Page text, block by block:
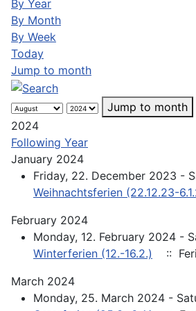
By Year
By Month
By Week
Today
Jump to month
Jump to month
2024
Following Year
January 2024
Friday, 22. December 2023 -
Weihnachtsferien (22.12.23-
February 2024
Monday, 12. February 2024 -
Winterferien (12.-16.2.)
::
March 2024
Monday, 25. March 2024 -